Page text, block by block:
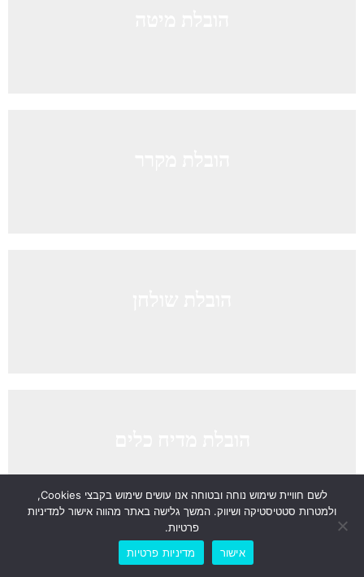
לייעוץ והצעת מחיר אונליין
לשם חוויית שימוש נוחה ובטוחה אנו עושים שימוש בקבצי Cookies,
ולמטרות סטטיסטיקה ושיווק. המשך גלישה באתר מהווה אישור למדיניות
פרטיות.
אישור
מדיניות פרטיות